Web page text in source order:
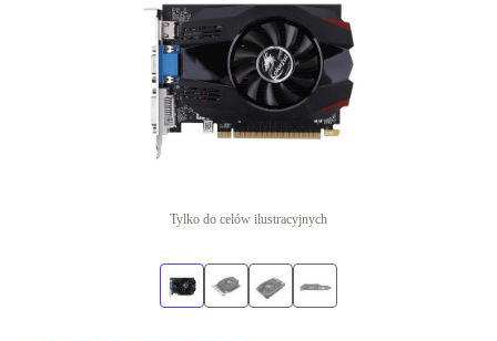
Tylko do celów ilustracyjnych